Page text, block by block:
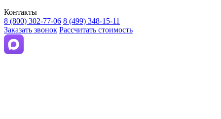
Контакты
8 (800) 302-77-06 8 (499) 348-15-11
Заказать звонок Рассчитать стоимость